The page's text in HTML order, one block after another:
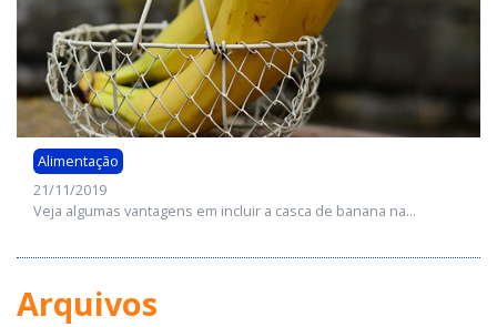
Alimentação
21/11/2019
Veja algumas vantagens em incluir a casca de banana na...
Arquivos